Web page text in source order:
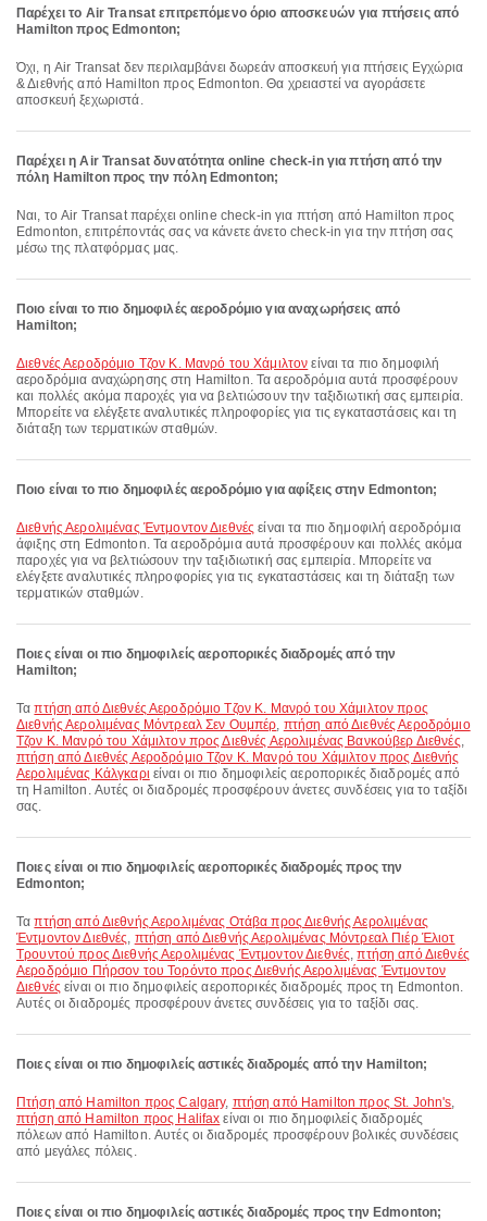
Παρέχει το Air Transat επιτρεπόμενο όριο αποσκευών για πτήσεις από
Hamilton προς Edmonton;
Όχι, η Air Transat δεν περιλαμβάνει δωρεάν αποσκευή για πτήσεις Εγχώρια
& Διεθνής από Hamilton προς Edmonton. Θα χρειαστεί να αγοράσετε
αποσκευή ξεχωριστά.
Παρέχει η Air Transat δυνατότητα online check-in για πτήση από την
πόλη Hamilton προς την πόλη Edmonton;
Ναι, το Air Transat παρέχει online check-in για πτήση από Hamilton προς
Edmonton, επιτρέποντάς σας να κάνετε άνετο check-in για την πτήση σας
μέσω της πλατφόρμας μας.
Ποιο είναι το πιο δημοφιλές αεροδρόμιο για αναχωρήσεις από
Hamilton;
Διεθνές Αεροδρόμιο Τζον Κ. Μανρό του Χάμιλτον είναι τα πιο δημοφιλή
αεροδρόμια αναχώρησης στη Hamilton. Τα αεροδρόμια αυτά προσφέρουν
και πολλές ακόμα παροχές για να βελτιώσουν την ταξιδιωτική σας εμπειρία.
Μπορείτε να ελέγξετε αναλυτικές πληροφορίες για τις εγκαταστάσεις και τη
διάταξη των τερματικών σταθμών.
Ποιο είναι το πιο δημοφιλές αεροδρόμιο για αφίξεις στην Edmonton;
Διεθνής Αερολιμένας Έντμοντον Διεθνές είναι τα πιο δημοφιλή αεροδρόμια
άφιξης στη Edmonton. Τα αεροδρόμια αυτά προσφέρουν και πολλές ακόμα
παροχές για να βελτιώσουν την ταξιδιωτική σας εμπειρία. Μπορείτε να
ελέγξετε αναλυτικές πληροφορίες για τις εγκαταστάσεις και τη διάταξη των
τερματικών σταθμών.
Ποιες είναι οι πιο δημοφιλείς αεροπορικές διαδρομές από την
Hamilton;
Ταπτήση από Διεθνές Αεροδρόμιο Τζον Κ. Μανρό του Χάμιλτον προς
Διεθνής Αερολιμένας Μόντρεαλ Σεν Ουμπέρ, πτήση από Διεθνές Αεροδρόμιο
Τζον Κ. Μανρό του Χάμιλτον προς Διεθνές Αερολιμένας Βανκούβερ Διεθνές,
πτήση από Διεθνές Αεροδρόμιο Τζον Κ. Μανρό του Χάμιλτον προς Διεθνής
Αερολιμένας Κάλγκαρι είναι οι πιο δημοφιλείς αεροπορικές διαδρομές από
τη Hamilton. Αυτές οι διαδρομές προσφέρουν άνετες συνδέσεις για το ταξίδι
σας.
Ποιες είναι οι πιο δημοφιλείς αεροπορικές διαδρομές προς την
Edmonton;
Ταπτήση από Διεθνής Αερολιμένας Οτάβα προς Διεθνής Αερολιμένας
Έντμοντον Διεθνές, πτήση από Διεθνής Αερολιμένας Μόντρεαλ Πιέρ Έλιοτ
Τρουντού προς Διεθνής Αερολιμένας Έντμοντον Διεθνές,πτήση από Διεθνές
Αεροδρόμιο Πήρσον του Τορόντο προς Διεθνής Αερολιμένας Έντμοντον
Διεθνές είναι οι πιο δημοφιλείς αεροπορικές διαδρομές προς τη Edmonton.
Αυτές οι διαδρομές προσφέρουν άνετες συνδέσεις για το ταξίδι σας.
Ποιες είναι οι πιο δημοφιλείς αστικές διαδρομές από την Hamilton;
πτήση από Hamilton προς Calgary, πτήση από Hamilton προς St. John's,
πτήση από Hamilton προς Halifax είναι οι πιο δημοφιλείς διαδρομές
πόλεων από Hamilton. Αυτές οι διαδρομές προσφέρουν βολικές συνδέσεις
από μεγάλες πόλεις.
Ποιες είναι οι πιο δημοφιλείς αστικές διαδρομές προς την Edmonton;